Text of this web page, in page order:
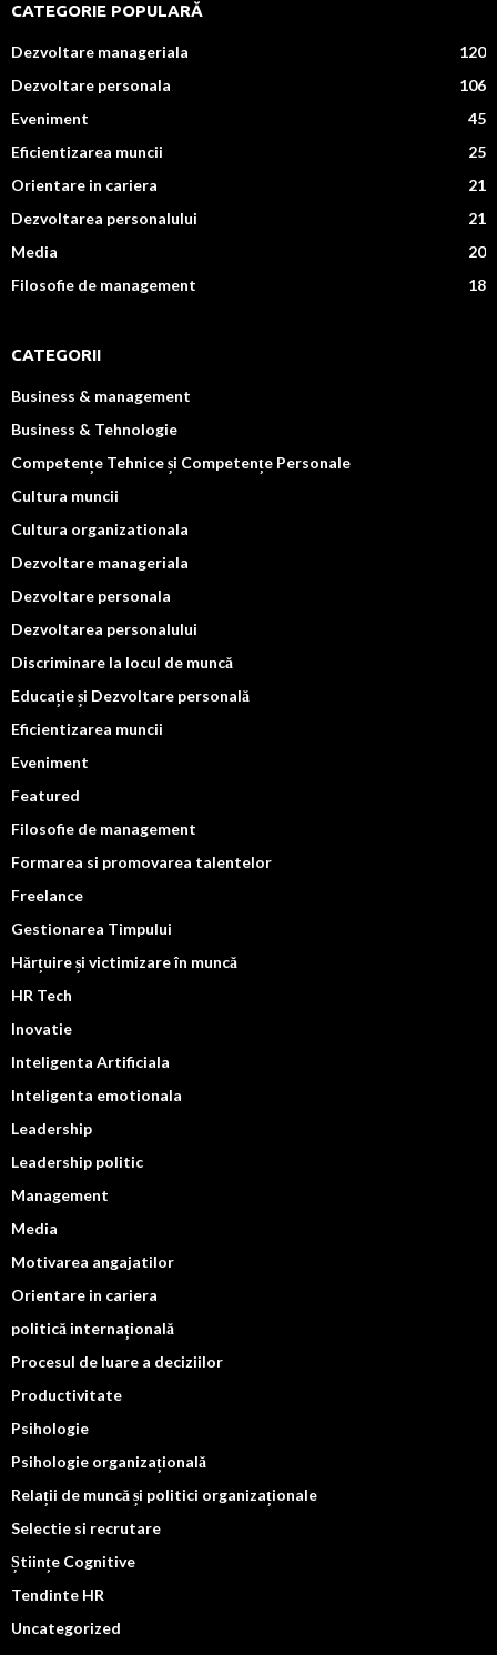
CATEGORIE POPULARĂ
Dezvoltare manageriala
120
Dezvoltare personala
106
Eveniment
45
Eficientizarea muncii
25
Orientare in cariera
21
Dezvoltarea personalului
21
Media
20
Filosofie de management
18
CATEGORII
Business & management
Business & Tehnologie
Competențe Tehnice și Competențe Personale
Cultura muncii
Cultura organizationala
Dezvoltare manageriala
Dezvoltare personala
Dezvoltarea personalului
Discriminare la locul de muncă
Educație și Dezvoltare personală
Eficientizarea muncii
Eveniment
Featured
Filosofie de management
Formarea si promovarea talentelor
Freelance
Gestionarea Timpului
Hărțuire și victimizare în muncă
HR Tech
Inovatie
Inteligenta Artificiala
Inteligenta emotionala
Leadership
Leadership politic
Management
Media
Motivarea angajatilor
Orientare in cariera
politică internațională
Procesul de luare a deciziilor
Productivitate
Psihologie
Psihologie organizațională
Relații de muncă și politici organizaționale
Selectie si recrutare
Științe Cognitive
Tendinte HR
Uncategorized